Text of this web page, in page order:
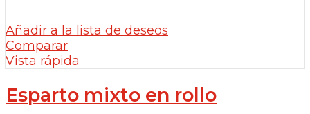
Añadir a la lista de deseos
Comparar
Vista rápida
Esparto mixto en rollo